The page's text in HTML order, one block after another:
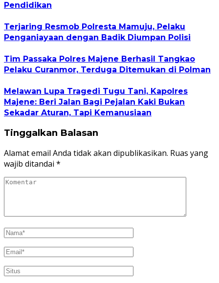
Pendidikan
Terjaring Resmob Polresta Mamuju, Pelaku
Penganiayaan dengan Badik Diumpan Polisi
Tim Passaka Polres Majene Berhasil Tangkao
Pelaku Curanmor, Terduga Ditemukan di Polman
Melawan Lupa Tragedi Tugu Tani, Kapolres
Majene: Beri Jalan Bagi Pejalan Kaki Bukan
Sekadar Aturan, Tapi Kemanusiaan
Tinggalkan Balasan
Alamat email Anda tidak akan dipublikasikan. Ruas yang
wajib ditandai *